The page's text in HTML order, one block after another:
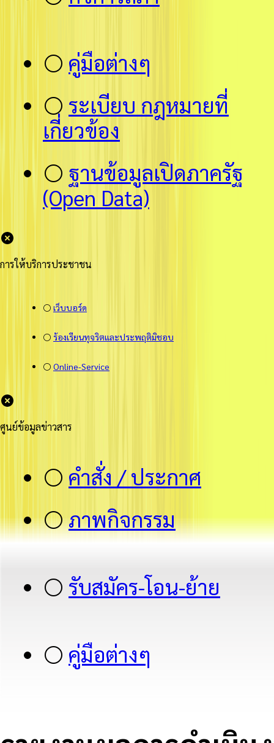
⚪ คู่มือต่างๆ
⚪ ระเบียบ กฎหมายที่
เกี่ยวข้อง
⚪ ฐานข้อมูลเปิดภาครัฐ
(Open Data)
การให้บริการประชาชน
⚪ เว็บบอร์ด
⚪ ร้องเรียนทุจริตและประพฤติมิชอบ
⚪ Online-Service
ศูนย์ข้อมูลข่าวสาร
⚪ คำสั่ง / ประกาศ
⚪ภาพกิจกรรม
⚪ รับสมัคร-โอน-ย้าย
⚪ คู่มือต่างๆ